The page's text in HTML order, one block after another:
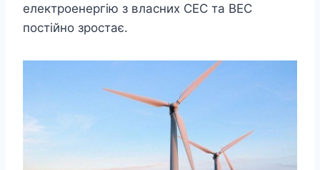
електроенергію з власних СЕС та ВЕС
постійно зростає.